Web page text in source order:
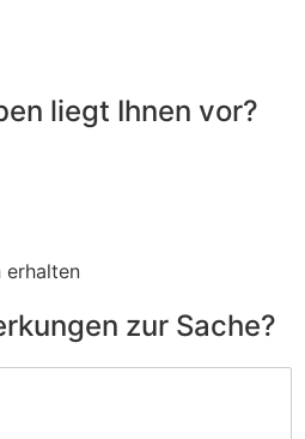
liegt Ihnen vor?
erhalten
zur Sache?